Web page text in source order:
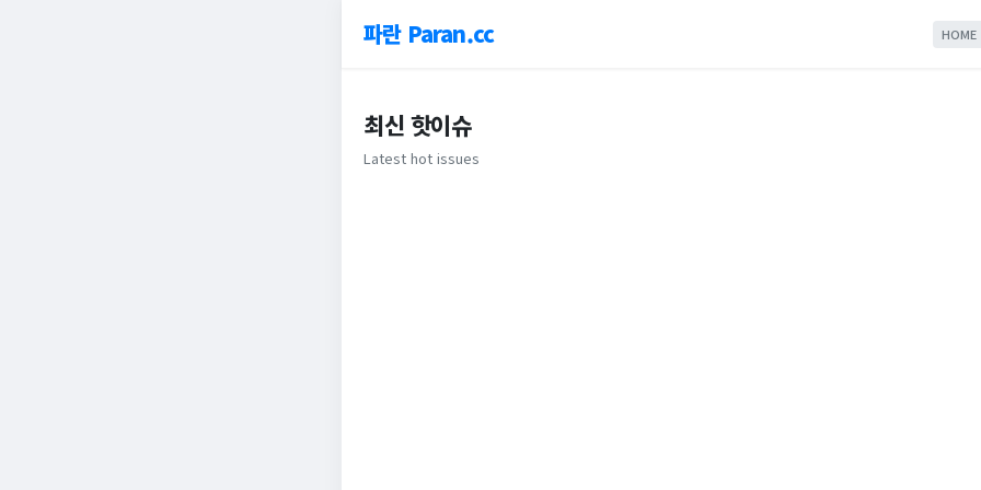
파란 Paran.cc HOME
최신 핫이슈
Latest hot issues